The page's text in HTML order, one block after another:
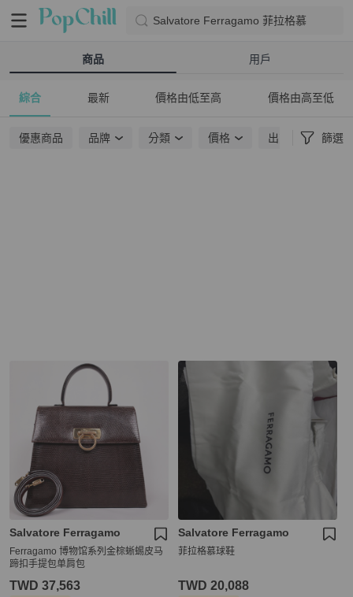
Salvatore Ferragamo 菲拉格慕
商品 用戶
綜合 最新 價格由低至高 價格由高至低
優惠商品 品牌 分類 價格 出貨地點 篩選
Salvatore Ferragamo
Ferragamo 博物馆系列金棕蜥蜴皮马
蹄扣手提包单肩包
TWD 37,563
Salvatore Ferragamo
菲拉格慕球鞋
TWD 20,088